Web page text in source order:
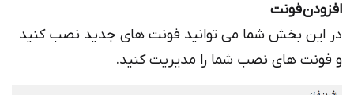
فونت
بخش شما می توانید فونت های جدید نصب کنید
های نصب شما را مدیریت کنید.